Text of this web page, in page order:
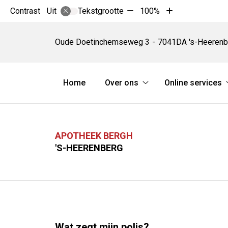
Contrast Uit Tekstgrootte Tekst
10%
100%
Tekst
10%
Oude Doetinchemseweg 3 7041DA 's-
Hoofdmenu
Home
Over ons
ons
Online services
APOTHEEK BERGH
'S-HEERENBERG